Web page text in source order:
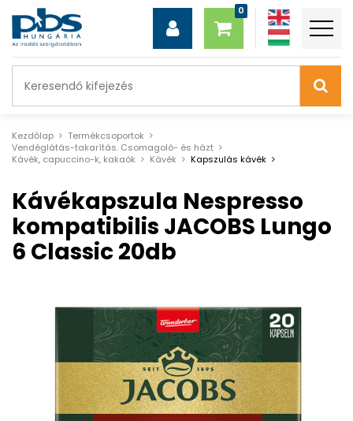
Kezdőlap
Termékcsoportok
Vendéglátás-takarítás. Csomagoló- és házt
Kávék, capuccino-k, kakaók
Kávék Kapszulás kávék
Kávékapszula Nespresso
kompatibilis JACOBS Lungo
6 Classic 20db